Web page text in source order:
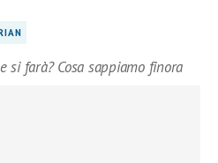
si farà? Cosa sappiamo finora